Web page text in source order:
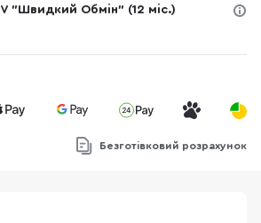
"Швидкий Обмін" (12 міс.)
Безготівковий розрахунок